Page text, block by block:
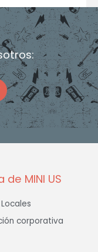
de MINI US
corporativa